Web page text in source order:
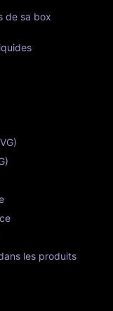
de sa box
les produits